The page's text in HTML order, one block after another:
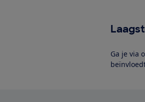
Ga je via